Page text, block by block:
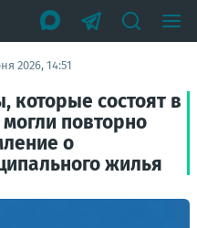
2026, 14:51
которые состоят в
повторно
о
жилья